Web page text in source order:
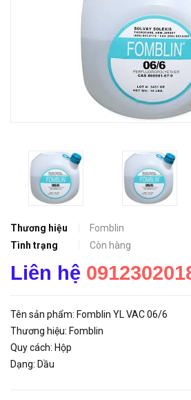
Thương hiệu
Fomblin
Tình trạng
Còn hàng
Liên hệ
Tên sản phẩm: Fomblin YL VAC 06/6
Thương hiệu: Fomblin
Quy cách: Hộp
Dạng: Dầu